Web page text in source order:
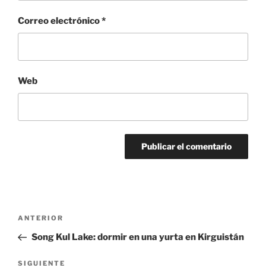
Correo electrónico*
Web
Navegación
entradas
Entrada
anterior:
ANTERIOR
Song Kul Lake: dormir en una yurta en Kirguistán
Siguiente
SIGUIENTE